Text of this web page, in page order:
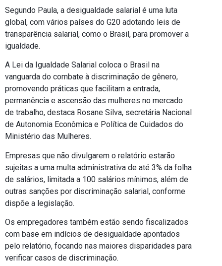
Segundo Paula, a desigualdade salarial é uma luta
global, com vários países do G20 adotando leis de
transparência salarial, como o Brasil, para promover a
igualdade.
A Lei da Igualdade Salarial coloca o Brasil na
vanguarda do combate à discriminação de gênero,
promovendo práticas que facilitam a entrada,
permanência e ascensão das mulheres no mercado
de trabalho, destaca Rosane Silva, secretária Nacional
de Autonomia Econômica e Política de Cuidados do
Ministério das Mulheres.
Empresas que não divulgarem o relatório estarão
sujeitas a uma multa administrativa de até 3% da folha
de salários, limitada a 100 salários mínimos, além de
outras sanções por discriminação salarial, conforme
dispõe a legislação.
Os empregadores também estão sendo fiscalizados
com base em indícios de desigualdade apontados
pelo relatório, focando nas maiores disparidades para
verificar casos de discriminação.